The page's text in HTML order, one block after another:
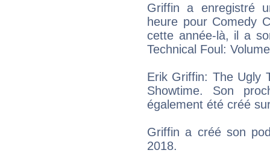
Griffin a enregistré
heure pour Comedy
cette année-là, il a
Technical Foul:
Erik Griffin: The Ugly
Showtime. Son
également été créé
Griffin a créé son
2018.